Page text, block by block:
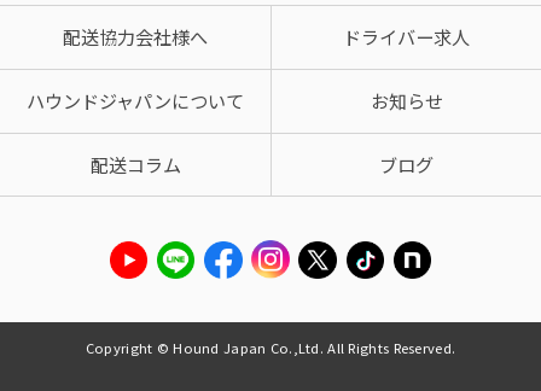
配送協力会社様へ ドライバー求人
ハウンドジャパンについて お知らせ
配送コラム ブログ
Copyright © Hound Japan Co.,Ltd. All Rights Reserved.